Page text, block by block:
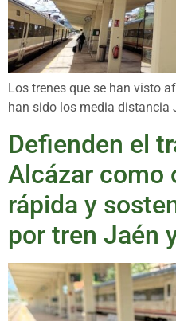
Los trenes que se han visto
han sido los media distancia
Defienden el
Alcázar como
rápida y
por tren Jaén